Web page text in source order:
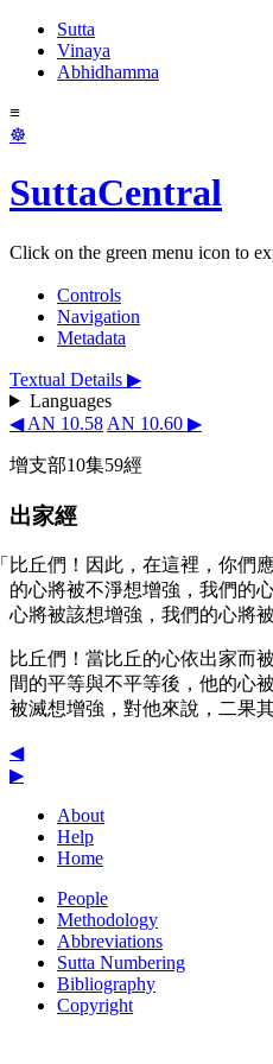
Sutta
Vinaya
Abhidhamma
≡
☸
SuttaCentral
Click on the green menu icon to
Controls
Navigation
Metadata
Textual Details ▶
Languages
◀ AN 10.58 AN 10.60 ▶
增支部10集59經
出家經
比丘們！因此，在這裡，你們
的心將被不淨想增強，我們的
心將被該想增強，我們的心將
比丘們！當比丘的心依出家而
間的平等與不平等後，他的心
被滅想增強，對他來說，二果
◀
▶
About
Help
Home
People
Methodology
Abbreviations
Sutta Numbering
Bibliography
Copyright